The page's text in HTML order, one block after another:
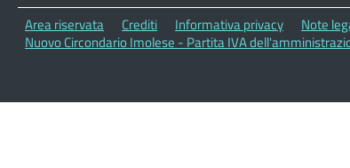
Area riservata Crediti Informativa privacy Note
Nuovo Circondario Imolese - Partita IVA